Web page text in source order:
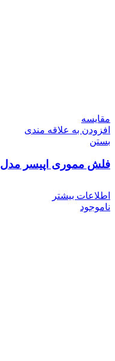
مقایسه
افزودن به علاقه مندی
بستن
فلش مموری اپیسر مدل AH111 ظرفیت 64 گیگابایت
اطلاعات بیشتر
ناموجود